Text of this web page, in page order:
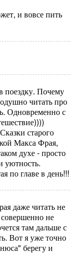
и вовсе пить
поездку. Почему
читать про
Одновременно с
старого
Макса Фрая,
духе - просто
уютность.
по главе в день!!!
даже читать не
не
там дальше с
Вот я уже точно
берегу и